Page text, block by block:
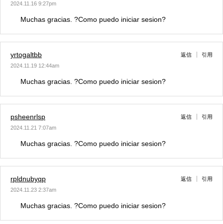
2024.11.16 9:27pm
Muchas gracias. ?Como puedo iniciar sesion?
yrtogaltbb
2024.11.19 12:44am
返信 引用
Muchas gracias. ?Como puedo iniciar sesion?
psheenrlsp
2024.11.21 7:07am
返信 引用
Muchas gracias. ?Como puedo iniciar sesion?
rpldnubyqp
2024.11.23 2:37am
返信 引用
Muchas gracias. ?Como puedo iniciar sesion?